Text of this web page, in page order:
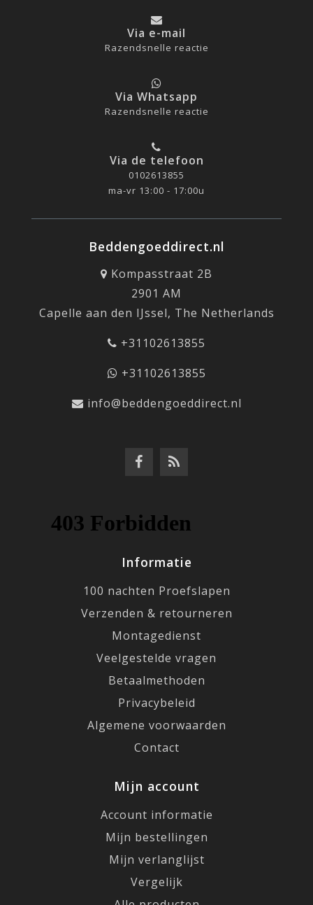
Via e-mail
Razendsnelle reactie
Via Whatsapp
Razendsnelle reactie
Via de telefoon
0102613855
ma-vr 13:00 - 17:00u
Beddengoeddirect.nl
Kompasstraat 2B
2901 AM
Capelle aan den IJssel, The Netherlands
+31102613855
+31102613855
info@beddengoeddirect.nl
Informatie
100 nachten Proefslapen
Verzenden & retourneren
Montagedienst
Veelgestelde vragen
Betaalmethoden
Privacybeleid
Algemene voorwaarden
Contact
Mijn account
Account informatie
Mijn bestellingen
Mijn verlanglijst
Vergelijk